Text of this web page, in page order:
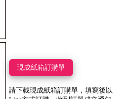
現成紙箱訂購單
請下載現成紙箱訂購單，填寫後以